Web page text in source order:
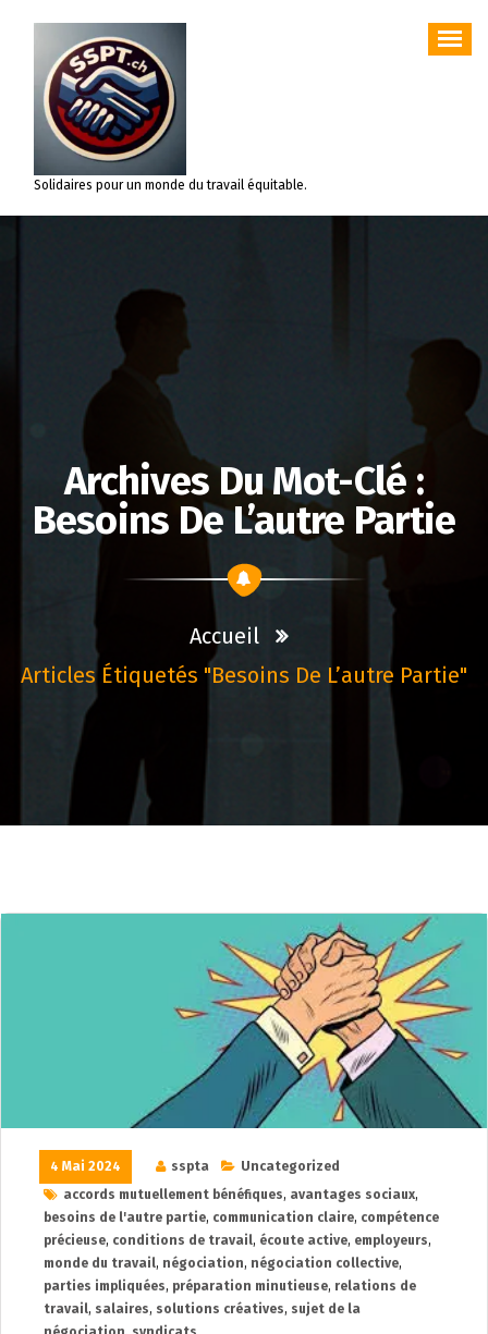
contenu
Solidaires pour un monde du travail équitable.
Archives Du Mot-Clé :
Besoins De L’autre Partie
Accueil
Articles Étiquetés "besoins De L’autre Partie"
4 Mai 2024 sspta
Uncategorized
accords mutuellement bénéfiques, avantages sociaux,
besoins de l'autre partie, communication claire, compétence
précieuse, conditions de travail, écoute active, employeurs,
monde du travail, négociation, négociation collective,
parties impliquées, préparation minutieuse, relations de
travail, salaires, solutions créatives, sujet de la